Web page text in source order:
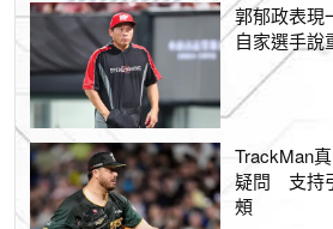
郭郁政表現
自家選手說
TrackMan
疑問 支持
頰